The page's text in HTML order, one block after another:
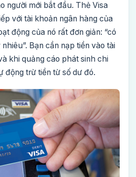
người mới bắt đầu. Thẻ Visa
với tài khoản ngân hàng của
động của nó rất đơn giản: “có
Bạn cần nạp tiền vào tài
khi quảng cáo phát sinh chi
động trừ tiền từ số dư đó.